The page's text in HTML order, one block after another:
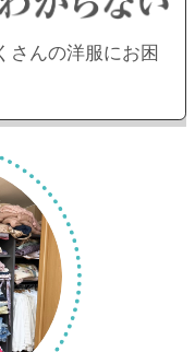
さんの洋服にお困